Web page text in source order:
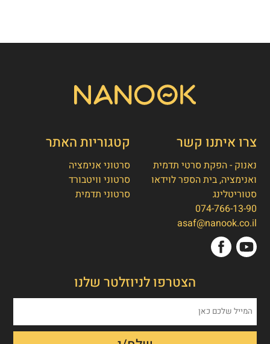
צרו איתנו קשר
נאנוק - הפקת סרטי תדמית
ואנימציה, בית הספר לוידאו
סטוריטלינג
074-766-13-90
asaf@nanook.co.il
קטגוריות האתר
סרטוני אנימציה
סרטוני וויטבורד
סרטוני תדמית
הצטרפו לניוזלטר שלנו
לאתר שלנו!
איך אפשר לעזור לכם היום?
1. הפקת סרט תדמית/אנימציה